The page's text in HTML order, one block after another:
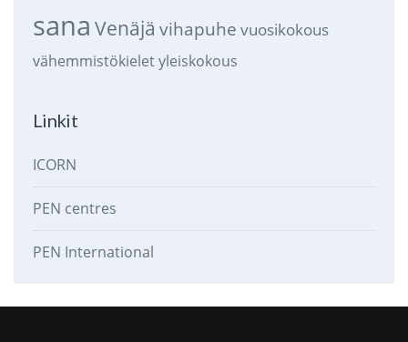
sana Venäjä vihapuhe vuosikokous
vähemmistökieletyleiskokous
Linkit
ICORN
PEN centres
PEN International